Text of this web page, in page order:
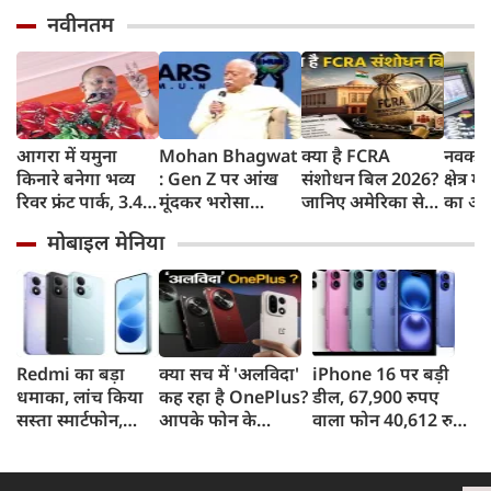
नवीनतम
आगरा में यमुना
किनारे बनेगा भव्य
रिवर फ्रंट पार्क, 3.46
करेगी योगी सरकार;
मिलेंगी ये खास
सुविधाएं
Mohan Bhagwat
: Gen Z पर आंख
मूंदकर भरोसा
प्रदर्शन को राष्ट्रविरोधी
न बताएं, RSS प्रमुख
मोहन भागवत का
बड़ा बयान, चीन और
पाकिस्तान को लेकर
क्या कहा
क्या है FCRA
संशोधन बिल 2026?
जानिए अमेरिका से
क्यों हैं चिंतित
क्षेत्र
का
यादव
मोबाइल मेनिया
Redmi का बड़ा
धमाका, लांच किया
सस्ता स्मार्टफोन,
क्या सच में 'अलविदा'
कह रहा है OnePlus?
आपके फोन के
iPhone 16 पर बड़ी
डील, 67,900 रुपए
वाला फोन 40,612 रुपए